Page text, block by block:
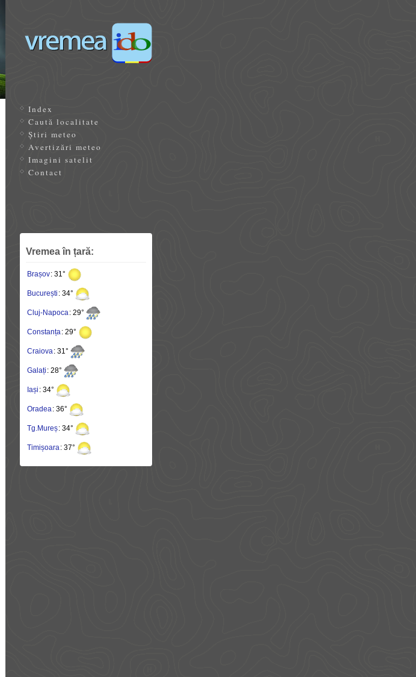
Index
Caută localitate
Știri meteo
Avertizări meteo
Imagini satelit
Contact
Vremea în țară:
Brașov: 31°
București : 34°
Cluj-Napoca: 29°
Constanța: 29°
Craiova: 31°
Galați : 28°
Iași : 34°
Oradea: 36°
Tg.Mureș: 34°
Timișoara: 37°